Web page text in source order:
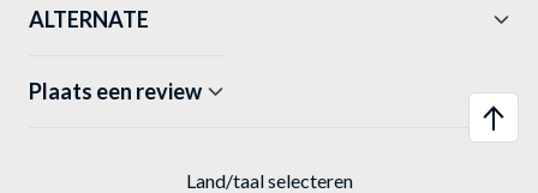
ALTERNATE
Plaats een review
Land/taal selecteren